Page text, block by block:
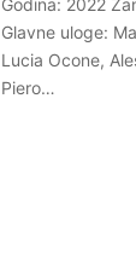
Godina: 2022
Glavne uloge:
Lucia Ocone,
Piero…